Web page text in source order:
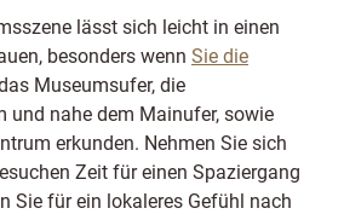
lässt sich leicht in einen
besonders wenn Sie die
Museumsufer, die
und nahe dem Mainufer, sowie
erkunden. Nehmen Sie sich
Zeit für einen Spaziergang
Sie für ein lokaleres Gefühl nach